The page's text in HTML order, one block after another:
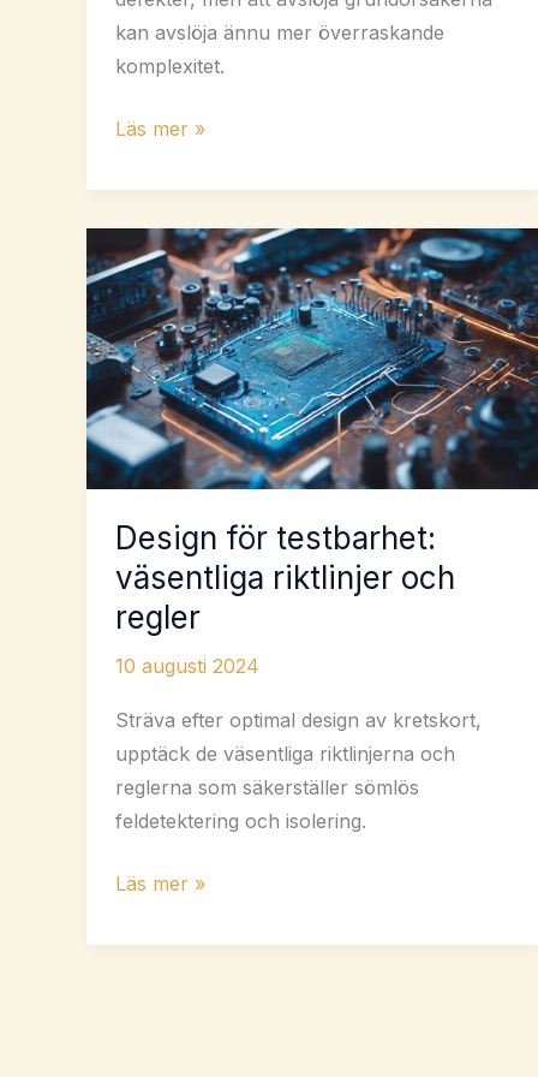
kan avslöja ännu mer överraskande
komplexitet.
Varför
uppstår
defekter
i
produktionen
av
kretskort
Läs mer »
Design för testbarhet:
väsentliga riktlinjer och
regler
10 augusti 2024
Sträva efter optimal design av kretskort,
upptäck de väsentliga riktlinjerna och
reglerna som säkerställer sömlös
feldetektering och isolering.
Design
testbarhet:
Läs mer »